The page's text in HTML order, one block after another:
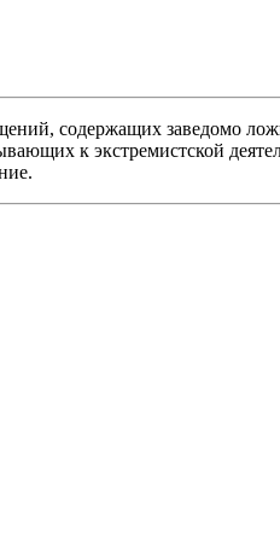
содержащих заведомо
к экстремистской